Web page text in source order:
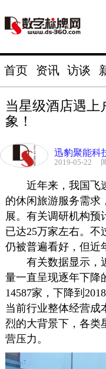
首页 资讯 访谈
当星级酒店遇上
象！
迅豹聚
2019-05-22
近年来，我国飞
的休闲旅游服务需求
展。有关调研机构预
已达25万家左右。不
仍被普遍看好，但近
有关数据显示，
量一直呈现逐年下降
14587家，下降到
当前行业整体经营成
烈的大背景下，各类
营压力。